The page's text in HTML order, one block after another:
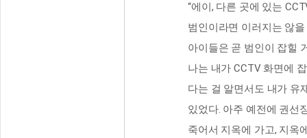
“에이, 다른 곳에 있는
범인이라면 이러지는 않을
아이들은 곧 범인이 잡힐
나는 내가 CCTV 화면에
다는 걸 알면서도 내가 유
있었다. 아주 예전에 권선
죽어서 지옥에 가고, 지옥